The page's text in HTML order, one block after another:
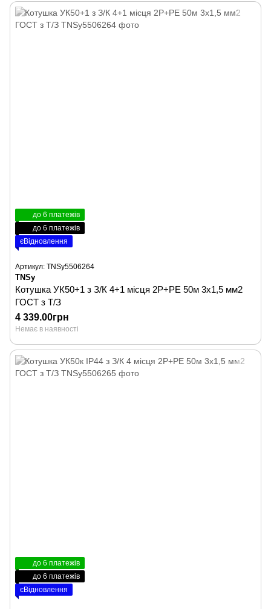
до 6 платежів
до 6 платежів
єВідновлення
Артикул: TNSy5506264
TNSy
Котушка УК50+1 з З/К 4+1 місця 2Р+PЕ 50м 3х1,5 мм2
ГОСТ з Т/З
4 339.00грн
Немає в наявності
до 6 платежів
до 6 платежів
єВідновлення